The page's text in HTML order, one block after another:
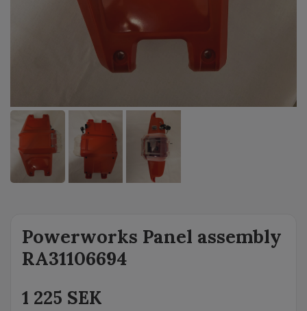
Powerworks Panel assembly
RA31106694
1 225 SEK